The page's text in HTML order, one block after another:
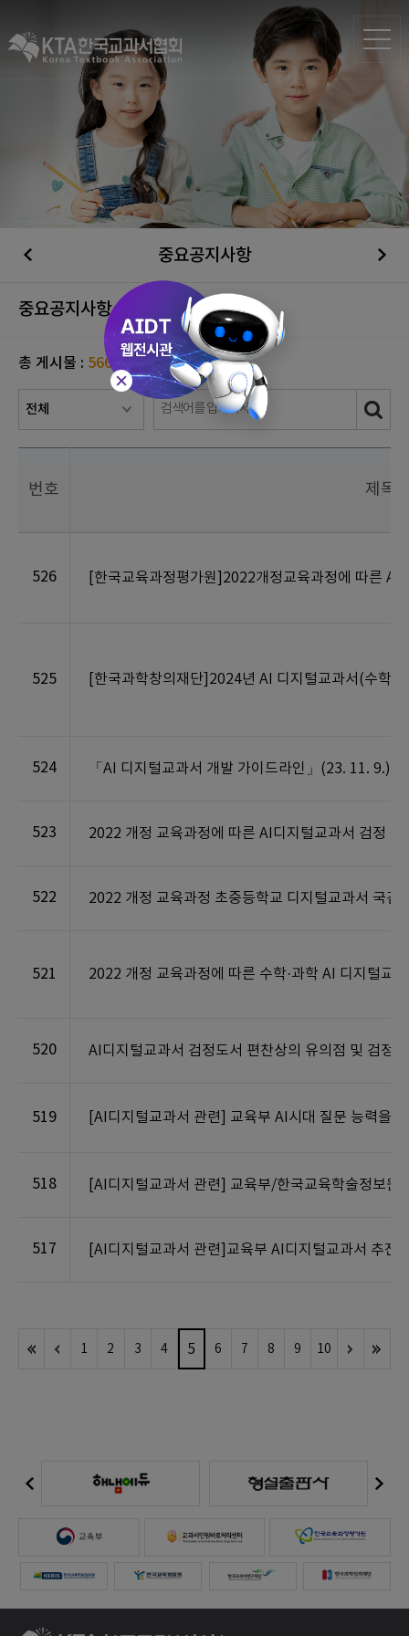
중요공지사항
중요공지사항
총 게시물 : 566
번호 제목
526 [한국교육과정평가원]2022개정교육과정에 따른
525 [한국과학창의재단]2024년 AI 디지털교과서(수학·
524 「AI 디지털교과서 개발 가이드라인」(23. 11. 9.)
523 2022 개정 교육과정에 따른 AI디지털교과서 검정 실
522 2022 개정 교육과정 초중등학교 디지털교과서 국검
521 2022 개정 교육과정에 따른 수학·과학 AI 디지털교
520 AI디지털교과서 검정도서 편찬상의 유의점 및 검정
519 [AI디지털교과서 관련] 교육부 AI시대 질문 능력을
518 [AI디지털교과서 관련] 교육부/한국교육학술정보
517 [AI디지털교과서 관련]교육부 AI디지털교과서 추진
1 2 3 4 5 6 7 8 9 10